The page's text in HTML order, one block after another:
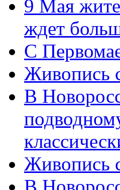
9 Мая
ждет
C
Живопись
В
Живопись